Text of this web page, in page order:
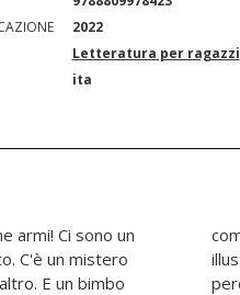
2022
Letteratura per ragazzi
ita
armi! Ci sono un
C'è un mistero
E un bimbo
otto storie
prime letture
riflettere,